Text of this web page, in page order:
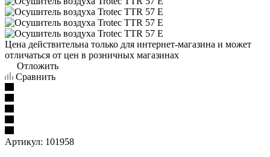
Цена действительна только для интернет-магазина и может
отличаться от цен в розничных магазинах
Отложить
Сравнить
Артикул: 101958